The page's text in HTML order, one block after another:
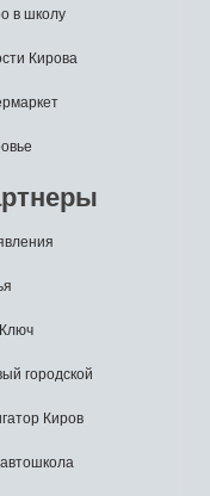
в школу
Кирова
городской
Киров